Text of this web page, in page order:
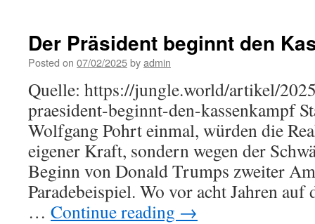
Der Präsident beginnt den
Posted on 07/02/2025byadmin
Quelle: https://jungle.world/artikel/
praesident-beginnt-den-kassenkampf
Wolfgang Pohrt einmal, würden die
eigener Kraft, sondern wegen der
Beginn von Donald Trumps zweiter
Paradebeispiel. Wo vor acht Jahren
… Continue reading →